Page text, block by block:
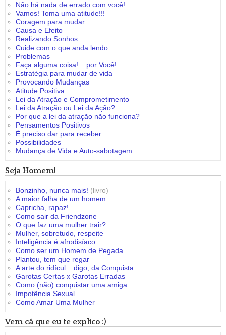
Não há nada de errado com você!
Vamos! Toma uma atitude!!!
Coragem para mudar
Causa e Efeito
Realizando Sonhos
Cuide com o que anda lendo
Problemas
Faça alguma coisa! ...por Você!
Estratégia para mudar de vida
Provocando Mudanças
Atitude Positiva
Lei da Atração e Comprometimento
Lei da Atração ou Lei da Ação?
Por que a lei da atração não funciona?
Pensamentos Positivos
É preciso dar para receber
Possibilidades
Mudança de Vida e Auto-sabotagem
Seja Homem!
Bonzinho, nunca mais! (livro)
A maior falha de um homem
Capricha, rapaz!
Como sair da Friendzone
O que faz uma mulher trair?
Mulher, sobretudo, respeite
Inteligência é afrodisíaco
Como ser um Homem de Pegada
Plantou, tem que regar
A arte do ridícul... digo, da Conquista
Garotas Certas x Garotas Erradas
Como (não) conquistar uma amiga
Impotência Sexual
Como Amar Uma Mulher
Vem cá que eu te explico :)